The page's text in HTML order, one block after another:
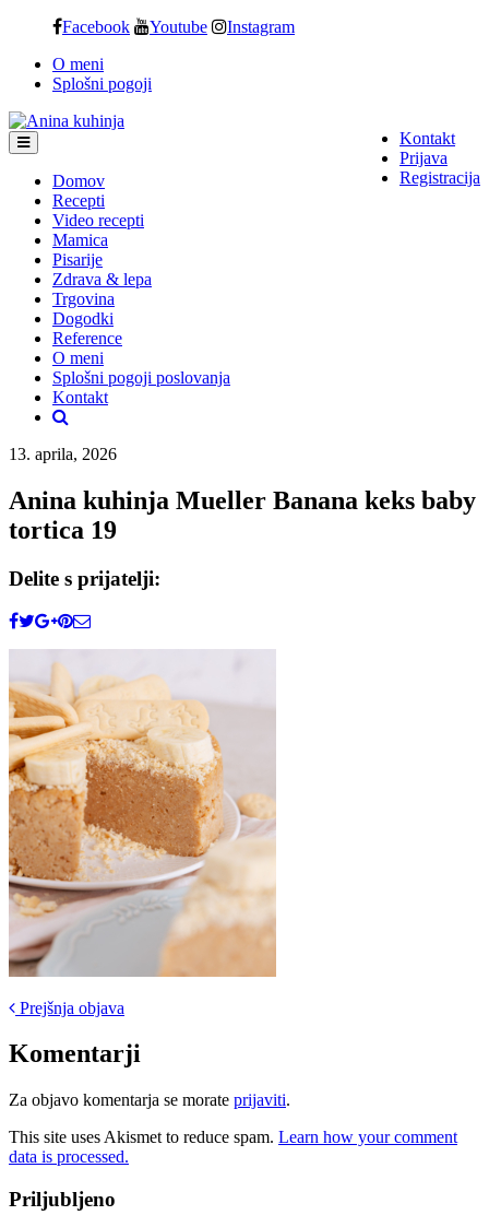
content
Facebook Youtube Instagram
O meni
Splošni pogoji
Kontakt
Prijava
Registracija
Domov
Recepti
Video recepti
Mamica
Pisarije
Zdrava & lepa
Trgovina
Dogodki
Reference
O meni
Splošni pogoji poslovanja
Kontakt
13. aprila, 2026
Anina kuhinja Mueller Banana keks baby
tortica 19
Delite s prijatelji:
Post
navigation
Prejšnja objava
Komentarji
Za objavo komentarja se morate prijaviti.
This site uses Akismet to reduce spam. Learn how your comment
data is processed.
Priljubljeno